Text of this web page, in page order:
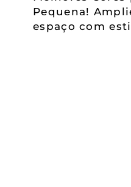
Pequena!
espaço com